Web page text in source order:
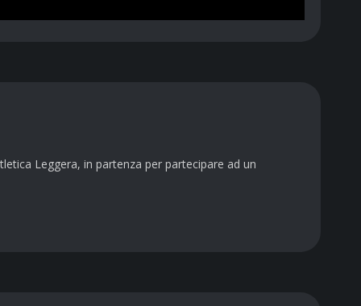
Leggera, in partenza per partecipare ad un